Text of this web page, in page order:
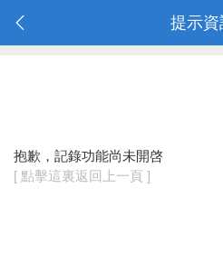
提示資
抱歉，記錄功能尚未開啓
[ 點擊這裏返回上一頁 ]